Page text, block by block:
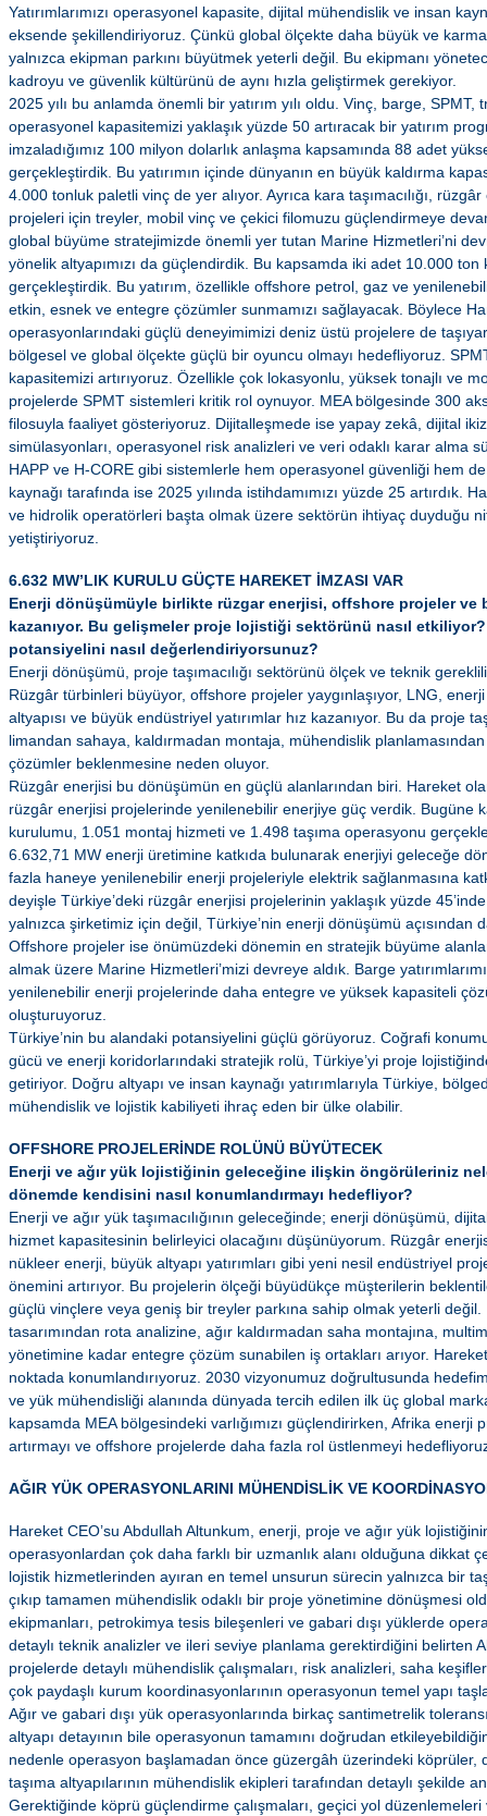
Yatırımlarımızı operasyonel kapasite, dijital mühendislik ve insan
eksende şekillendiriyoruz. Çünkü global ölçekte daha büyük ve
yalnızca ekipman parkını büyütmek yeterli değil. Bu ekipmanı
kadroyu ve güvenlik kültürünü de aynı hızla geliştirmek gerekiyor.
2025 yılı bu anlamda önemli bir yatırım yılı oldu. Vinç, barge, SPMT,
operasyonel kapasitemizi yaklaşık yüzde 50 artıracak bir yatırım
imzaladığımız 100 milyon dolarlık anlaşma kapsamında 88 adet
gerçekleştirdik. Bu yatırımın içinde dünyanın en büyük kaldırma
4.000 tonluk paletli vinç de yer alıyor. Ayrıca kara taşımacılığı, rüzgâr
projeleri için treyler, mobil vinç ve çekici filomuzu güçlendirmeye
global büyüme stratejimizde önemli yer tutan Marine Hizmetleri’ni
yönelik altyapımızı da güçlendirdik. Bu kapsamda iki adet 10.000 ton
gerçekleştirdik. Bu yatırım, özellikle offshore petrol, gaz ve
etkin, esnek ve entegre çözümler sunmamızı sağlayacak. Böylece
operasyonlarındaki güçlü deneyimimizi deniz üstü projelere de
bölgesel ve global ölçekte güçlü bir oyuncu olmayı hedefliyoruz.
kapasitemizi artırıyoruz. Özellikle çok lokasyonlu, yüksek tonajlı ve
projelerde SPMT sistemleri kritik rol oynuyor. MEA bölgesinde 300
filosuyla faaliyet gösteriyoruz. Dijitalleşmede ise yapay zekâ, dijital
simülasyonları, operasyonel risk analizleri ve veri odaklı karar alma
HAPP ve H-CORE gibi sistemlerle hem operasyonel güvenliği hem
kaynağı tarafında ise 2025 yılında istihdamımızı yüzde 25 artırdık.
ve hidrolik operatörleri başta olmak üzere sektörün ihtiyaç duyduğu
yetiştiriyoruz.
6.632 MW’LIK KURULU GÜÇTE HAREKET İMZASI VAR
Enerji dönüşümüyle birlikte rüzgar enerjisi, offshore projeler ve
kazanıyor. Bu gelişmeler proje lojistiği sektörünü nasıl
potansiyelini nasıl değerlendiriyorsunuz?
Enerji dönüşümü, proje taşımacılığı sektörünü ölçek ve teknik
Rüzgâr türbinleri büyüyor, offshore projeler yaygınlaşıyor, LNG,
altyapısı ve büyük endüstriyel yatırımlar hız kazanıyor. Bu da proje
limandan sahaya, kaldırmadan montaja, mühendislik
çözümler beklenmesine neden oluyor.
Rüzgâr enerjisi bu dönüşümün en güçlü alanlarından biri. Hareket
rüzgâr enerjisi projelerinde yenilenebilir enerjiye güç verdik. Bugüne
kurulumu, 1.051 montaj hizmeti ve 1.498 taşıma operasyonu
6.632,71 MW enerji üretimine katkıda bulunarak enerjiyi geleceğe
fazla haneye yenilenebilir enerji projeleriyle elektrik sağlanmasına
deyişle Türkiye’deki rüzgâr enerjisi projelerinin yaklaşık yüzde
yalnızca şirketimiz için değil, Türkiye’nin enerji dönüşümü açısından
Offshore projeler ise önümüzdeki dönemin en stratejik büyüme
almak üzere Marine Hizmetleri’mizi devreye aldık. Barge
yenilenebilir enerji projelerinde daha entegre ve yüksek kapasiteli
oluşturuyoruz.
Türkiye’nin bu alandaki potansiyelini güçlü görüyoruz. Coğrafi
gücü ve enerji koridorlarındaki stratejik rolü, Türkiye’yi proje
getiriyor. Doğru altyapı ve insan kaynağı yatırımlarıyla Türkiye,
mühendislik ve lojistik kabiliyeti ihraç eden bir ülke olabilir.
OFFSHORE PROJELERİNDE ROLÜNÜ BÜYÜTECEK
Enerji ve ağır yük lojistiğinin geleceğine ilişkin öngörüleriniz
dönemde kendisini nasıl konumlandırmayı hedefliyor?
Enerji ve ağır yük taşımacılığının geleceğinde; enerji dönüşümü,
hizmet kapasitesinin belirleyici olacağını düşünüyorum. Rüzgâr
nükleer enerji, büyük altyapı yatırımları gibi yeni nesil endüstriyel
önemini artırıyor. Bu projelerin ölçeği büyüdükçe müşterilerin
güçlü vinçlere veya geniş bir treyler parkına sahip olmak yeterli
tasarımından rota analizine, ağır kaldırmadan saha montajına,
yönetimine kadar entegre çözüm sunabilen iş ortakları arıyor.
noktada konumlandırıyoruz. 2030 vizyonumuz doğrultusunda
ve yük mühendisliği alanında dünyada tercih edilen ilk üç global
kapsamda MEA bölgesindeki varlığımızı güçlendirirken, Afrika enerji
artırmayı ve offshore projelerde daha fazla rol üstlenmeyi
AĞIR YÜK OPERASYONLARINI MÜHENDİSLİK VE
Hareket CEO’su Abdullah Altunkum, enerji, proje ve ağır yük
operasyonlardan çok daha farklı bir uzmanlık alanı olduğuna dikkat
lojistik hizmetlerinden ayıran en temel unsurun sürecin yalnızca bir
çıkıp tamamen mühendislik odaklı bir proje yönetimine dönüşmesi
ekipmanları, petrokimya tesis bileşenleri ve gabari dışı yüklerde
detaylı teknik analizler ve ileri seviye planlama gerektirdiğini belirten
projelerde detaylı mühendislik çalışmaları, risk analizleri, saha
çok paydaşlı kurum koordinasyonlarının operasyonun temel yapı
Ağır ve gabari dışı yük operasyonlarında birkaç santimetrelik
altyapı detayının bile operasyonun tamamını doğrudan
nedenle operasyon başlamadan önce güzergâh üzerindeki köprüler,
taşıma altyapılarının mühendislik ekipleri tarafından detaylı şekilde
Gerektiğinde köprü güçlendirme çalışmaları, geçici yol